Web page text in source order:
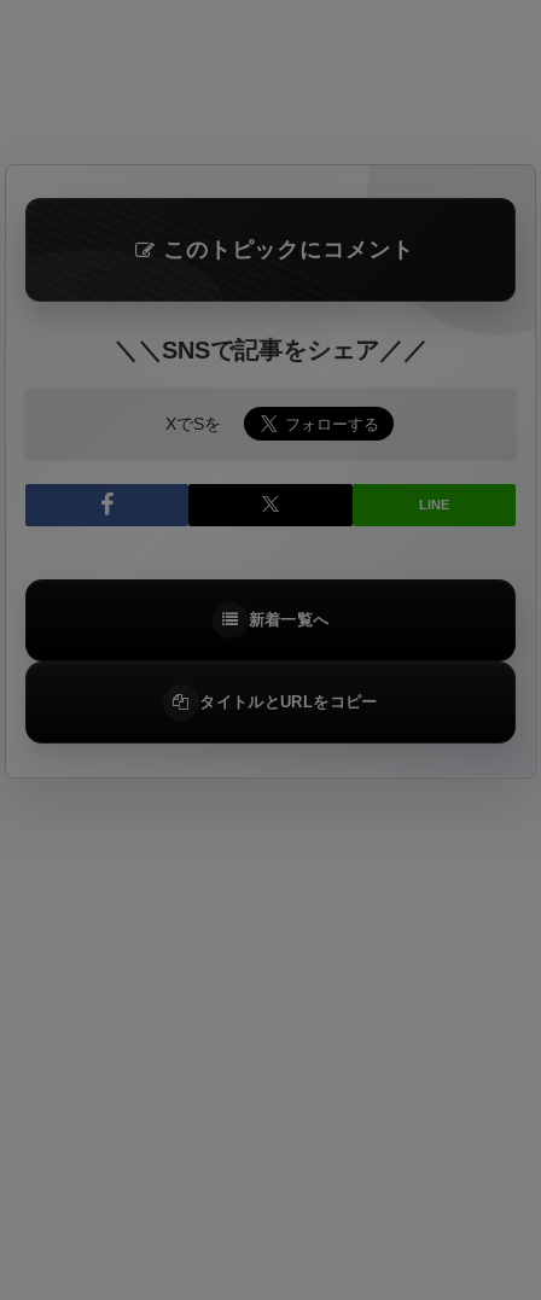
このトピックにコメント
＼＼SNSで記事をシェア／／
XでSを
LINE
新着一覧へ
タイトルとURLをコピー